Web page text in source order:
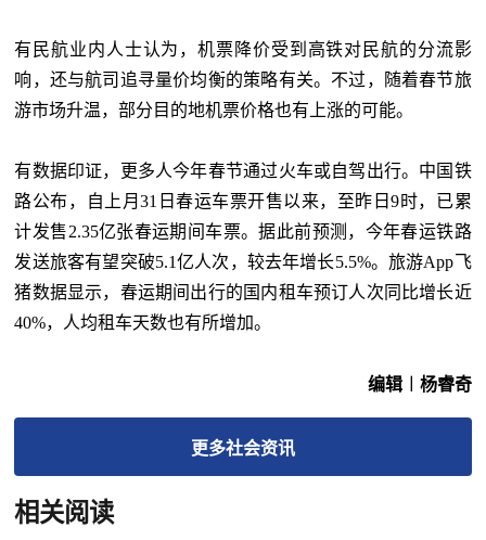
有民航业内人士认为，机票降价受到高铁对民航的分流影
响，还与航司追寻量价均衡的策略有关。不过，随着春节旅
游市场升温，部分目的地机票价格也有上涨的可能。
有数据印证，更多人今年春节通过火车或自驾出行。中国铁
路公布，自上月31日春运车票开售以来，至昨日9时，已累
计发售2.35亿张春运期间车票。据此前预测，今年春运铁路
发送旅客有望突破5.1亿人次，较去年增长5.5%。旅游App飞
猪数据显示，春运期间出行的国内租车预订人次同比增长近
40%，人均租车天数也有所增加。
编辑︱杨睿奇
更多社会资讯
相关阅读